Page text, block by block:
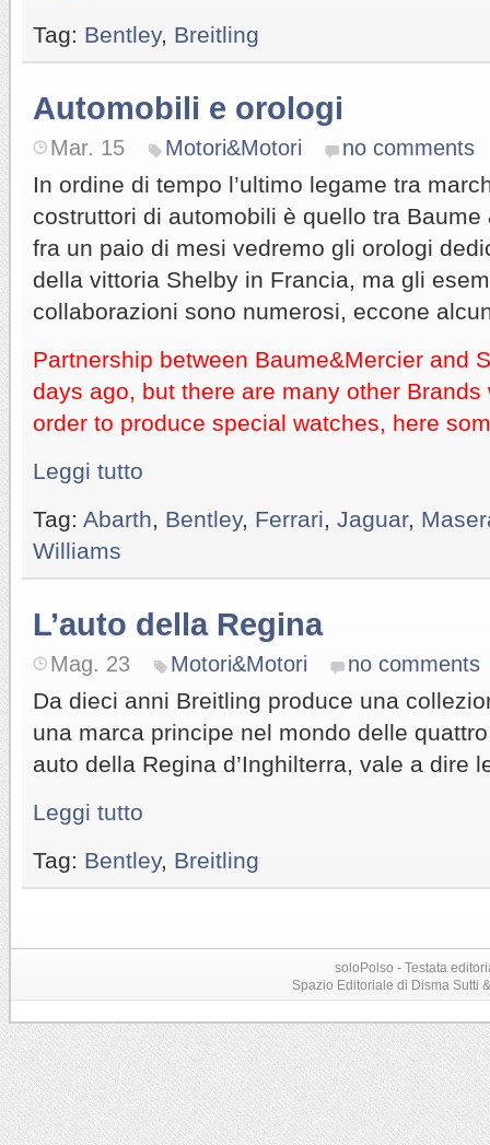
Tag: Bentley, Breitling
Automobili e orologi
Mar. 15 Motori&Motori no comments
In ordine di tempo l’ultimo legame tra
costruttori di automobili è quello tra
fra un paio di mesi vedremo gli orologi
della vittoria Shelby in Francia, ma gli
collaborazioni sono numerosi, eccone
Partnership between Baume&Mercier and
days ago, but there are many other
order to produce special watches, here
Leggi tutto
Tag: Abarth Bentley, Ferrari Jaguar,
Williams
L’auto della Regina
Mag. 23 Motori&Motori no comments
Da dieci anni Breitling produce una
una marca principe nel mondo delle
auto della Regina d’Inghilterra, vale a dire
Leggi tutto
Tag: Bentley, Breitling
soloPolso - Testata
Spazio Editoriale di Disma Sutti